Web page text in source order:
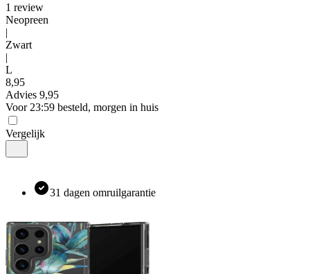
1 review
Neopreen
|
Zwart
|
L
8,95
Advies 9,95
Voor 23:59 besteld, morgen in huis
Vergelijk
31 dagen omruilgarantie